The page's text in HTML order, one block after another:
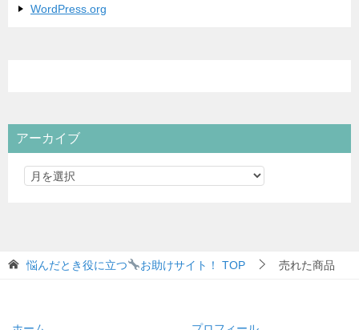
WordPress.org
アーカイブ
悩んだとき役に立つ お助けサイト！ TOP 売れた商品